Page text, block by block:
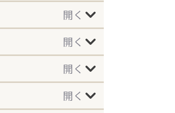
開く
開く
開く
開く